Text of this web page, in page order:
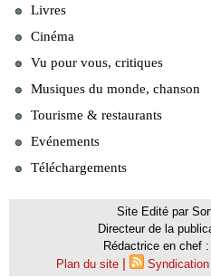
Livres
Cinéma
Vu pour vous, critiques
Musiques du monde, chanson
Tourisme & restaurants
Evénements
Téléchargements
Site Edité par
Directeur de la
Rédactrice en chef
Plan du site | Syndication